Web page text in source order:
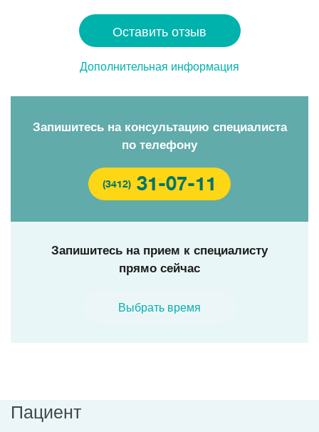
Оставить отзыв
Дополнительная информация
Запишитесь на консультацию специалиста
по телефону
(3412) 31-07-11
Запишитесь на прием к специалисту
прямо сейчас
Выбрать время
Пациент